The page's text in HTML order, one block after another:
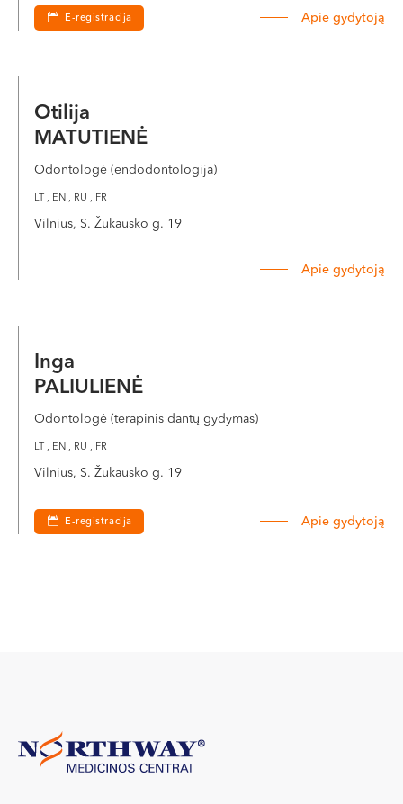
E-registracija Apie gydytoją
Otilija
MATUTIENĖ
Odontologė (endodontologija)
LT , EN , RU , FR
Vilnius, S. Žukausko g. 19
Apie gydytoją
Inga
PALIULIENĖ
Odontologė (terapinis dantų gydymas)
LT , EN , RU , FR
Vilnius, S. Žukausko g. 19
E-registracija Apie gydytoją